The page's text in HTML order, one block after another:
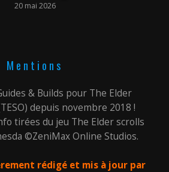
20 mai 2026
Mentions
& Builds pour The Elder
depuis novembre 2018 !
tirées du jeu The Elder scrolls
©ZeniMax Online Studios.
rédigé et mis à jour par